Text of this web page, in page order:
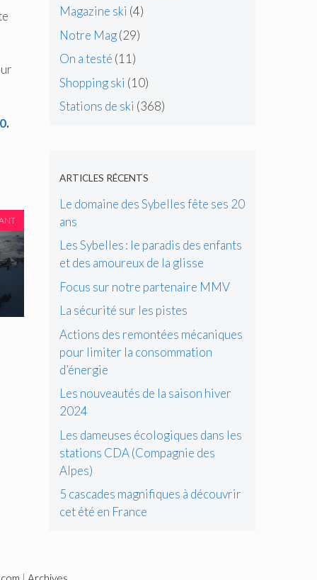
.
Magazine ski (4)
Notre Mag(29)
On a testé (11)
Shopping ski (10)
Stations de ski (368)
ARTICLES RÉCENTS
Le domaine des Sybelles fête ses 20
ans
Les Sybelles : le paradis des enfants
et des amoureux de la glisse
Focus sur notre partenaire MMV
La sécurité sur les pistes
Actions des remontées mécaniques
pour limiter la consommation
d’énergie
Les nouveautés de la saison hiver
2024
Les dameuses écologiques dans les
stations CDA (Compagnie des
Alpes)
5 cascades magnifiques à découvrir
cet été en France